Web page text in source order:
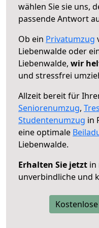
wählen Sie sie uns,
passende Antwort
Ob ein Privatumzug
Liebenwalde oder
Liebenwalde, wir
und stressfrei
Allzeit bereit für
Seniorenumzug,
Studentenumzug in
eine optimale
Liebenwalde.
Erhalten Sie jetzt in
unverbindliche und